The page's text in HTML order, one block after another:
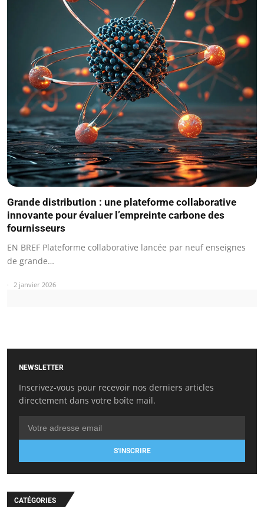
Grande distribution : une plateforme collaborative
innovante pour évaluer l’empreinte carbone des
fournisseurs
EN BREF Plateforme collaborative lancée par neuf enseignes
de grande…
2 janvier 2026
NEWSLETTER
Inscrivez-vous pour recevoir nos derniers articles
directement dans votre boîte mail.
S'INSCRIRE
CATÉGORIES